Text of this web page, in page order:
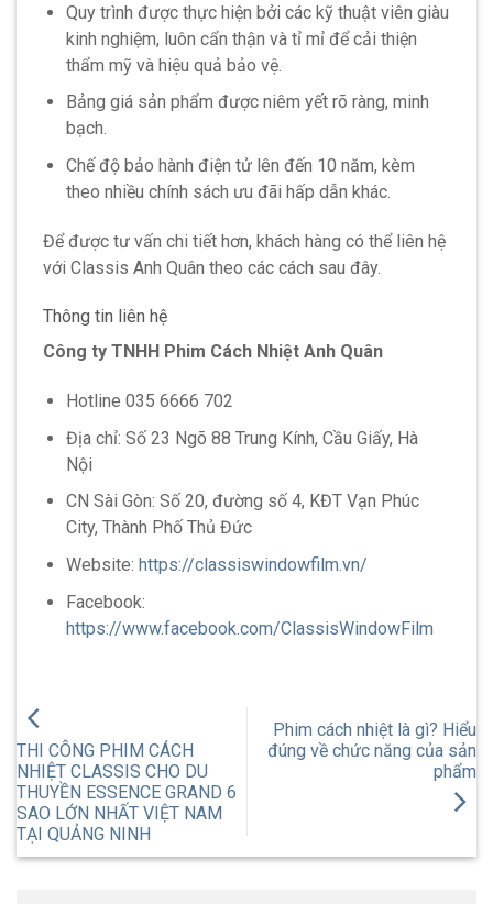
Quy trình được thực hiện bởi các kỹ thuật viên giàu
kinh nghiệm, luôn cẩn thận và tỉ mỉ để cải thiện
thẩm mỹ và hiệu quả bảo vệ.
Bảng giá sản phẩm được niêm yết rõ ràng, minh
bạch.
Chế độ bảo hành điện tử lên đến 10 năm, kèm
theo nhiều chính sách ưu đãi hấp dẫn khác.
Để được tư vấn chi tiết hơn, khách hàng có thể liên hệ
với Classis Anh Quân theo các cách sau đây.
Thông tin liên hệ
Công ty TNHH Phim Cách Nhiệt Anh Quân
Hotline 035 6666 702
Địa chỉ: Số 23 Ngõ 88 Trung Kính, Cầu Giấy, Hà
Nội
CN Sài Gòn: Số 20, đường số 4, KĐT Vạn Phúc
City, Thành Phố Thủ Đức
Website: https://classiswindowfilm.vn/
Facebook:
https://www.facebook.com/ClassisWindowFilm
THI CÔNG PHIM CÁCH
NHIỆT CLASSIS CHO DU
THUYỀN ESSENCE GRAND 6
SAO LỚN NHẤT VIỆT NAM
TẠI QUẢNG NINH
Phim cách nhiệt là gì? Hiểu
đúng về chức năng của sản
phẩm